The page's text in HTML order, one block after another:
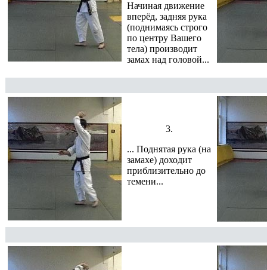
Начиная движение
вперёд, задняя рука
(поднимаясь строго
по центру Вашего
тела) производит
замах над головой...
3.
... Поднятая рука (на
замахе) доходит
приблизительно до
темени...